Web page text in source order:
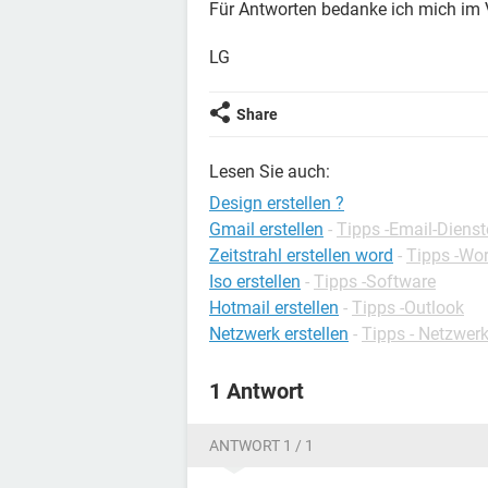
Für Antworten bedanke ich mich im
LG
Share
Lesen Sie auch:
Design erstellen ?
Gmail erstellen - Tipps -Email-
Zeitstrahl erstellen word - Tipps -
Iso erstellen - Tipps -Software
Hotmail erstellen - Tipps -Outlook
Netzwerk erstellen - Tipps -
1 Antwort
ANTWORT 1 / 1